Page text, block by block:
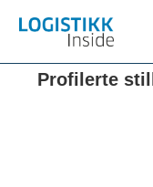
Profilerte